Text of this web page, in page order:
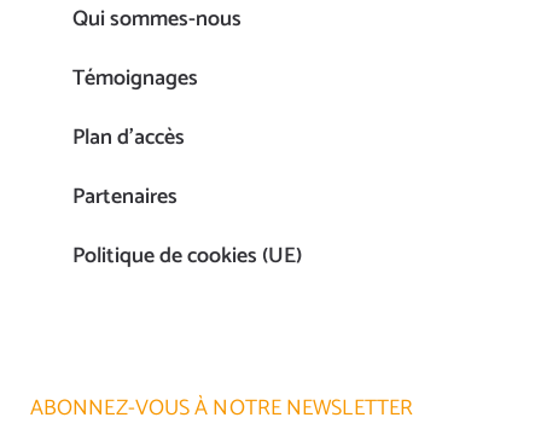
Qui sommes-nous
Témoignages
Plan d’accès
Partenaires
Politique de cookies (UE)
ABONNEZ-VOUS À NOTRE NEWSLETTER